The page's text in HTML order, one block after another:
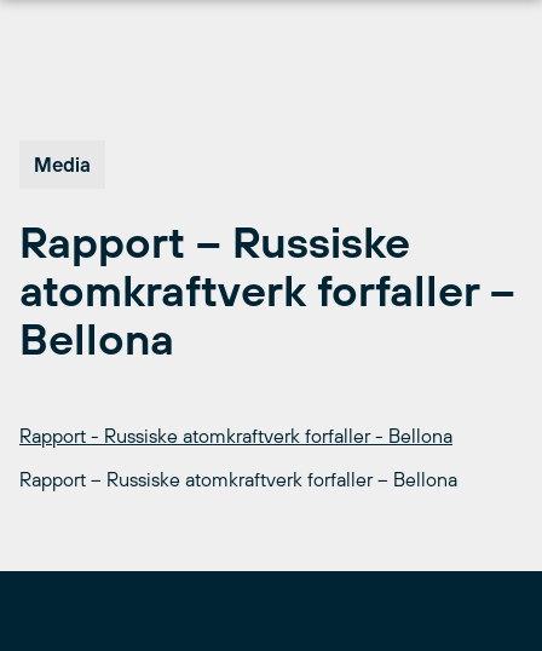
Media
Rapport – Russiske
atomkraftverk forfaller –
Bellona
Rapport - Russiske atomkraftverk forfaller - Bellona
Rapport – Russiske atomkraftverk forfaller – Bellona